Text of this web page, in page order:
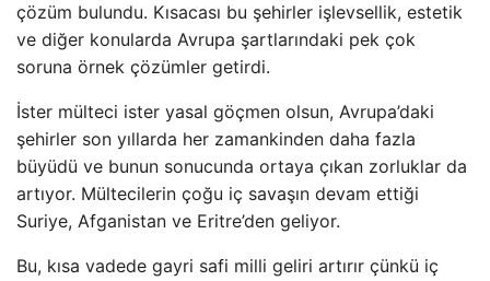
çözüm bulundu. Kısacası bu şehirler işlevsellik, estetik
ve diğer konularda Avrupa şartlarındaki pek çok
soruna örnek çözümler getirdi.
İster mülteci ister yasal göçmen olsun, Avrupa’daki
şehirler son yıllarda her zamankinden daha fazla
büyüdü ve bunun sonucunda ortaya çıkan zorluklar da
artıyor. Mültecilerin çoğu iç savaşın devam ettiği
Suriye, Afganistan ve Eritre’den geliyor.
Bu, kısa vadede gayri safi milli geliri artırır çünkü iç